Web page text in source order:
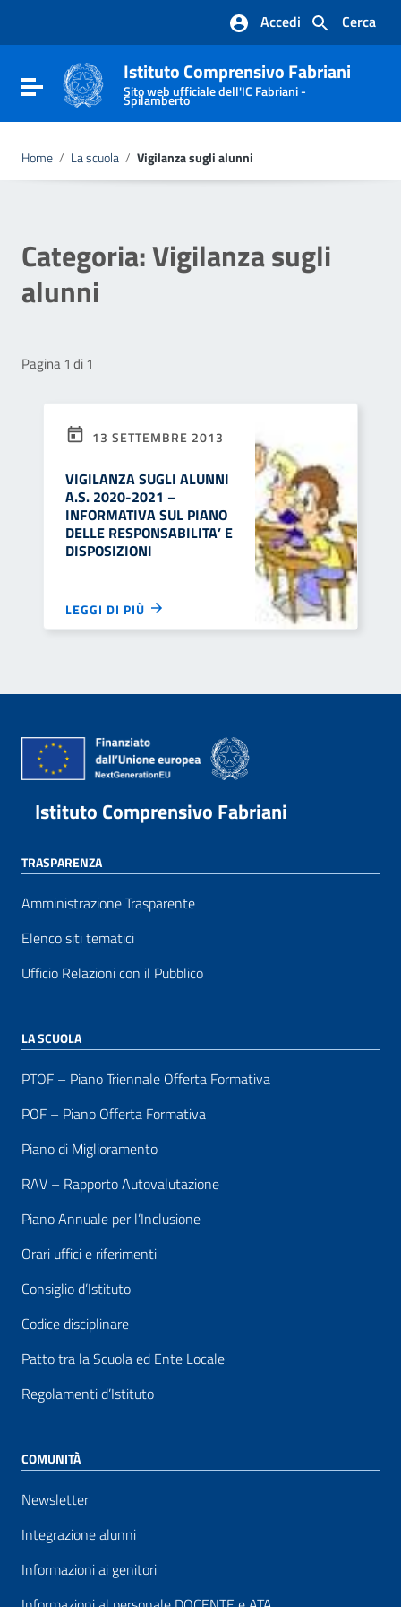
Vai al footer
Cerca
Accedi
Attiva / disattiva la navigazione
Istituto Comprensivo Fabriani
Sito web ufficiale dell'IC Fabriani -
Spilamberto
Home / La scuola / Vigilanza sugli alunni
Categoria:Vigilanza sugli
alunni
Pagina 1 di 1
13 SETTEMBRE 2013
VIGILANZA SUGLI ALUNNI
A.S. 2020-2021 –
INFORMATIVA SUL PIANO
DELLE RESPONSABILITA’ E
DISPOSIZIONI
LEGGI DI PIÙ
Istituto Comprensivo Fabriani
TRASPARENZA
Amministrazione Trasparente
Elenco siti tematici
Ufficio Relazioni con il Pubblico
LA SCUOLA
PTOF – Piano Triennale Offerta Formativa
POF – Piano Offerta Formativa
Piano di Miglioramento
RAV – Rapporto Autovalutazione
Piano Annuale per l’Inclusione
Orari uffici e riferimenti
Consiglio d’Istituto
Codice disciplinare
Patto tra la Scuola ed Ente Locale
Regolamenti d’Istituto
COMUNITÀ
Newsletter
Integrazione alunni
Informazioni ai genitori